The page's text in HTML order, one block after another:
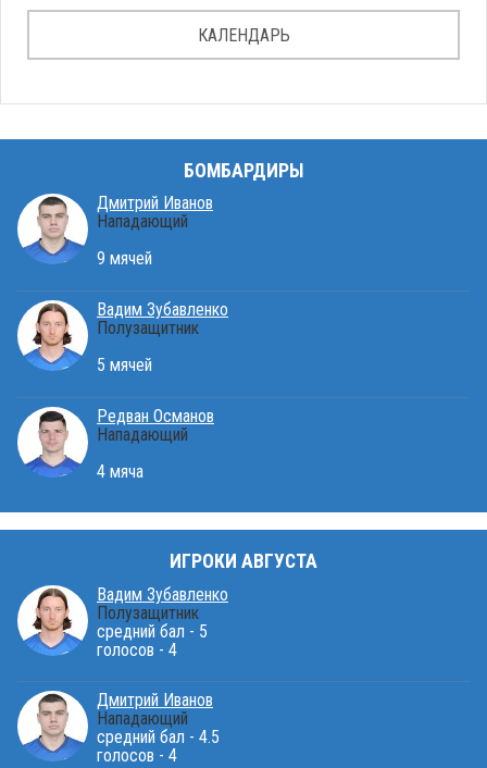
КАЛЕНДАРЬ
БОМБАРДИРЫ
Дмитрий Иванов
Нападающий
9 мячей
Вадим Зубавленко
Полузащитник
5 мячей
Редван Османов
Нападающий
4 мяча
ИГРОКИ АВГУСТА
Вадим Зубавленко
Полузащитник
средний бал - 5
голосов - 4
Дмитрий Иванов
Нападающий
средний бал - 4.5
голосов - 4